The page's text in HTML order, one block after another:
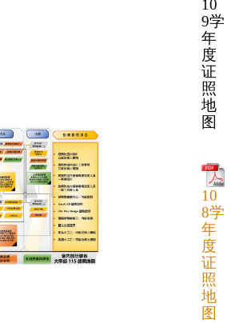
10
9学
年
度
证
照
地
图
10
8学
年
度
证
照
地
图